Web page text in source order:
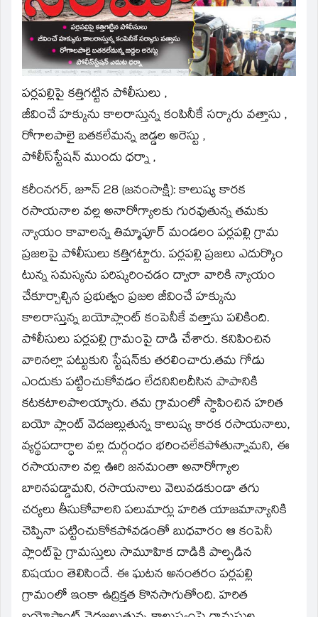
పర్లపల్లిపై కత్తిగట్టిన పోలీసులు ,
జీవించే హక్కును కాలరాస్తున్న కంపినీకే సర్కారు వత్తాసు ,
రోగాలపాలై బతకలేమన్న బిడ్డల అరెస్టు ,
పోలీస్‌స్టేషన్‌ ముందు ధర్నా ,
కరీంనగర్‌, జూన్‌ 28 (జనంసాక్షి): కాలుష్య కారక
రసాయనాల వల్ల అనారోగ్యాలకు గురవుతున్న తమకు
న్యాయం కావాలన్న తిమ్మాపూర్‌ మండలం పర్లపల్లి గ్రామ
ప్రజలపై పోలీసులు కత్తిగట్టారు. పర్లపల్లి ప్రజలు ఎదుర్కొం
టున్న సమస్యను పరిష్కరించడం ద్వారా వారికి న్యాయం
చేకూర్చాల్చిన ప్రభుత్వం ప్రజల జీవించే హక్కును
కాలరాస్తున్న బయోప్లాంట్‌ కంపెనీకే వత్తాసు పలికింది.
పోలీసులు పర్లపల్లి గ్రామంపై దాడి చేశారు. కనిపించిన
వారినల్లా పట్టుకుని స్టేషన్‌కు తరలించారు.తమ గోడు
ఎందుకు పట్టించుకోవడం లేదనినిలదీసిన పాపానికి
కటకటాలపాలయ్యారు. తమ గ్రామంలో స్థాపించిన హరిత
బయో ప్లాంట్‌ వెదజల్లుతున్న కాలుష్య కారక రసాయనాలు,
వ్యర్థపదార్ధాల వల్ల దుర్గంధం భరించలేకపోతున్నామని, ఈ
రసాయనాల వల్ల ఊరి జనమంతా అనారోగ్యాల
బారినపడ్డామని, రసాయనాలు వెలువడకుండా తగు
చర్యలు తీసుకోవాలని పలుమార్లు హరిత యాజమాన్యానికి
చెప్పినా పట్టించుకోకపోవడంతో బుధవారం ఆ కంపెనీ
ప్లాంట్‌పై గ్రామస్తులు సామూహిక దాడికి పాల్పడిన
విషయం తెలిసిందే. ఈ ఘటన అనంతరం పర్లపల్లి
గ్రామంలో ఇంకా ఉద్రిక్తత కొనసాగుతోంది. హరిత